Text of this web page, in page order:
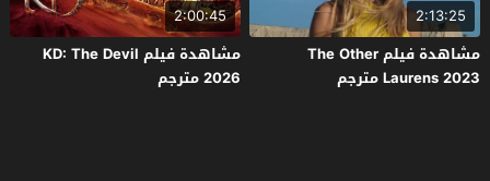
2:13:25
مشاهدة فيلم The Other
Laurens 2023 مترجم
2:00:45
مشاهدة فيلم KD: The Devil
2026 مترجم